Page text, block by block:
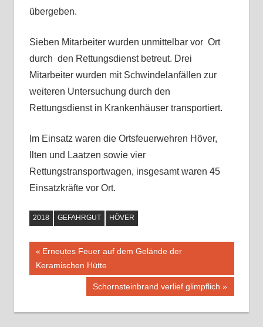
übergeben.
Sieben Mitarbeiter wurden unmittelbar vor Ort
durch den Rettungsdienst betreut. Drei
Mitarbeiter wurden mit Schwindelanfällen zur
weiteren Untersuchung durch den
Rettungsdienst in Krankenhäuser transportiert.
Im Einsatz waren die Ortsfeuerwehren Höver,
Ilten und Laatzen sowie vier
Rettungstransportwagen, insgesamt waren 45
Einsatzkräfte vor Ort.
2018 GEFAHRGUT HÖVER
Beitragsnavigation
Vorheriger
Beitrag:
Erneutes Feuer auf dem Gelände der
Keramischen Hütte
Nächster
Schornsteinbrand verlief glimpflich